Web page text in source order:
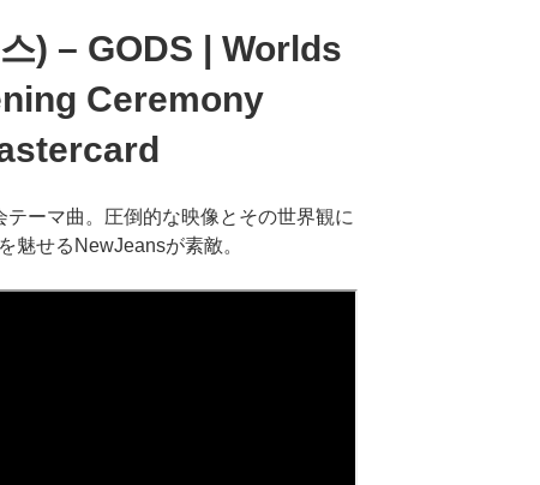
) – GODS | Worlds
Ceremony
テーマ曲。圧倒的な映像とその世界観に
魅せるNewJeansが素敵。